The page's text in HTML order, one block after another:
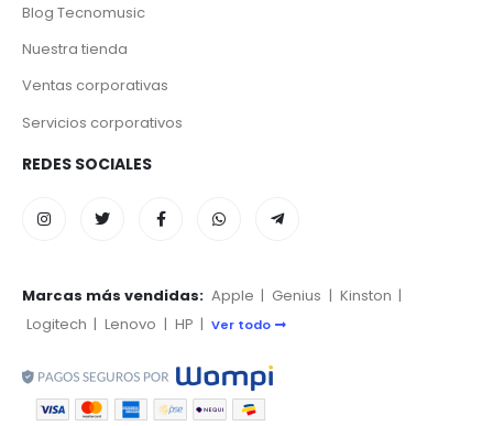
Blog Tecnomusic
Nuestra tienda
Ventas corporativas
Servicios corporativos
REDES SOCIALES
Marcas más vendidas: Apple | Genius | Kinston |
Logitech | Lenovo | HP | Ver todo